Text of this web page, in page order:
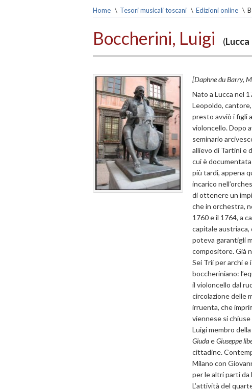
Home \ Tesori musicali toscani \ Edizioni online \
Boccherini, Luigi (Lucca
[Daphne du Barry,
Nato a Lucca nel
Leopoldo,
presto avviò i figli
violoncello. Dopo
seminario
allievo di Tartini e
cui è
più tardi, appena
incarico
di ottenere un
che in orchestra,
1760 e il 1764, a
capitale
poteva garantigli
compositore. Già
Sei Trii per archi
boccheriniano:
il violoncello dal
circolazione delle
irruenta, che
viennese si
Luigi membro
GiudaeGiuseppe
cittadine.
Milano con
per le altri parti da
L’attività del